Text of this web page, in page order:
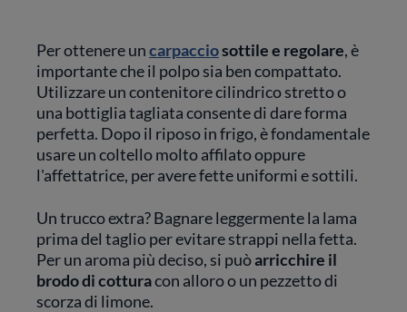
Per ottenere uncarpacciosottile e regolare, è
importante che il polpo sia ben compattato.
Utilizzare un contenitore cilindrico stretto o
una bottiglia tagliata consente di dare forma
perfetta. Dopo il riposo in frigo, è fondamentale
usare un coltello molto affilato oppure
l'affettatrice, per avere fette uniformi e sottili.
Un trucco extra? Bagnare leggermente la lama
prima del taglio per evitare strappi nella fetta.
Per un aroma più deciso, si puòarricchire il
brodo di cotturacon alloro o un pezzetto di
scorza di limone.